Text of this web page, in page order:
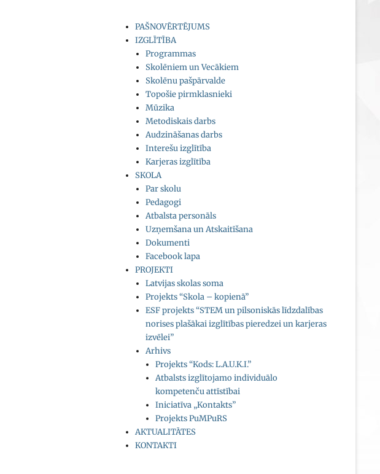
PAŠNOVĒRTĒJUMS
IZGLĪTĪBA
Programmas
Skolēniem un Vecākiem
Skolēnu pašpārvalde
Topošie pirmklasnieki
Mūzika
Metodiskais darbs
Audzināšanas darbs
Interešu izglītība
Karjeras izglītība
SKOLA
Par skolu
Pedagogi
Atbalsta personāls
Uzņemšana un Atskaitīšana
Dokumenti
Facebook lapa
PROJEKTI
Latvijas skolas soma
Projekts “Skola – kopienā”
ESF projekts “STEM un pilsoniskās līdzdalības
norises plašākai izglītības pieredzei un karjeras
izvēlei”
Arhivs
Projekts “Kods: L.A.U.K.I.”
Atbalsts izglītojamo individuālo
kompetenču attīstībai
Iniciatīva „Kontakts”
Projekts PuMPuRS
AKTUALITĀTES
KONTAKTI